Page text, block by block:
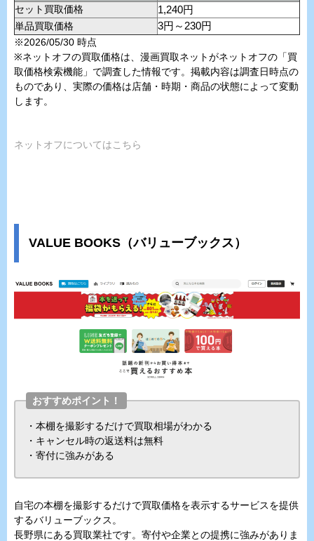
セット買取価格
1,240円
単品買取価格
3円～230円
※2026/05/30 時点
※ネットオフの買取価格は、漫画買取ネットがネットオフの「買
取価格検索機能」で調査した情報です。掲載内容は調査日時点の
ものであり、実際の価格は店舗・時期・商品の状態によって変動
します。
ネットオフについてはこちら
VALUE BOOKS（バリューブックス）
おすすめポイント！
・本棚を撮影するだけで買取相場がわかる
・キャンセル時の返送料は無料
・寄付に強みがある
自宅の本棚を撮影するだけで買取価格を表示するサービスを提供
するバリューブックス。
長野県にある買取業社です。寄付や企業との提携に強みがありま